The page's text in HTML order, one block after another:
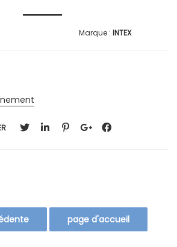
INTEX